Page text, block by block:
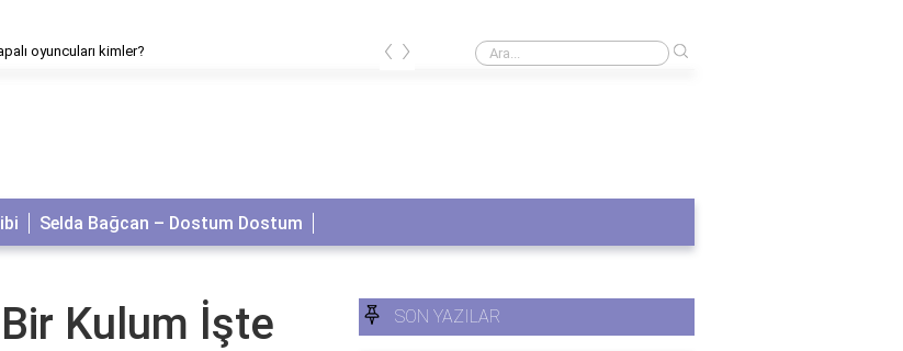
oyuncuları kimler? Gözleri Tamamen Kapalı oyuncuları kimler?
‹ ›
Selda Bağcan – Dostum Dostum
Kulum İşte SON YAZILAR